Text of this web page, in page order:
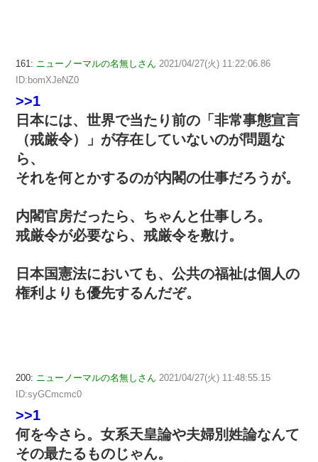
161: ニューノーマルの名無しさん 2021/04/27(火) 11:22:06.86
ID:bomXJeNZ0
>>1
日本には、世界で当たり前の「非常事態宣言
（戒厳令）」が存在していないのが問題な
ら、
それを何とかするのが内閣の仕事だろうが。
内閣官房だったら、ちゃんと仕事しろ。
戒厳令が必要なら、戒厳令を敷け。
日本国憲法においても、公共の福祉は個人の
権利よりも優先するんだぞ。
200: ニューノーマルの名無しさん 2021/04/27(火) 11:48:55.15
ID:syGCmcmc0
>>1
何を今さら。女系天皇論や夫婦別姓論なんて
その最たるものじゃん。